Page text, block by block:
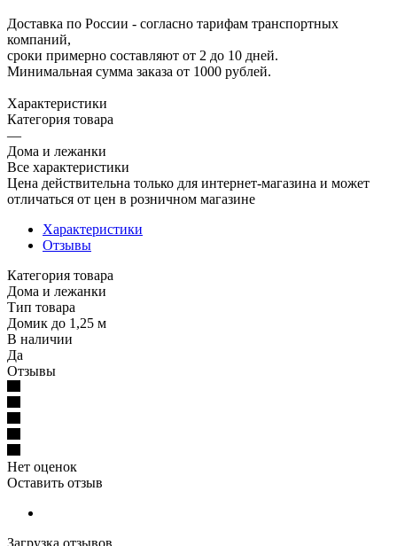
Доставка по России - согласно тарифам транспортных
компаний,
сроки примерно составляют от 2 до 10 дней.
Минимальная сумма заказа от 1000 рублей.
Характеристики
Категория товара
—
Дома и лежанки
Все характеристики
Цена действительна только для интернет-магазина и может
отличаться от цен в розничном магазине
Характеристики
Отзывы
Категория товара
Дома и лежанки
Тип товара
Домик до 1,25 м
В наличии
Да
Отзывы
Нет оценок
Оставить отзыв
Загрузка отзывов...